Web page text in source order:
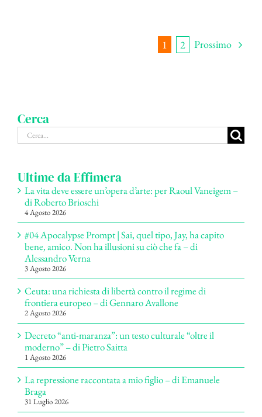
1 2 Prossimo
Cerca
Cerca
per:
Ultime da Effimera
La vita deve essere un’opera d’arte: per Raoul Vaneigem –
di Roberto Brioschi
4 Agosto 2026
#04 Apocalypse Prompt | Sai, quel tipo, Jay, ha capito
bene, amico. Non ha illusioni su ciò che fa – di
Alessandro Verna
3 Agosto 2026
Ceuta: una richiesta di libertà contro il regime di
frontiera europeo – di Gennaro Avallone
2 Agosto 2026
Decreto “anti-maranza”: un testo culturale “oltre il
moderno” – di Pietro Saitta
1 Agosto 2026
La repressione raccontata a mio figlio – di Emanuele
Braga
31 Luglio 2026